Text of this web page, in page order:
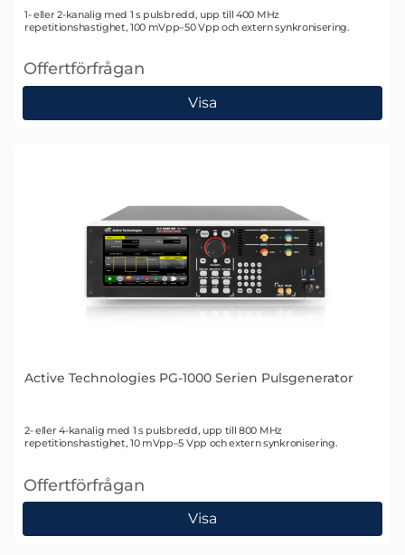
Art. nr 2583
1- eller 2-kanalig med 1 s pulsbredd, upp till 400 MHz
repetitionshastighet, 100 mVpp–50 Vpp och extern synkronisering.
Offertförfrågan
, Active Technologies PG-1500 Serien Pulsgenerator
Visa
Active Technologies PG-1000 Serien Pulsgenerator
Art. nr 2582
2- eller 4-kanalig med 1 s pulsbredd, upp till 800 MHz
repetitionshastighet, 10 mVpp–5 Vpp och extern synkronisering.
Offertförfrågan
, Active Technologies PG-1000 Serien Pulsgenerator
Visa